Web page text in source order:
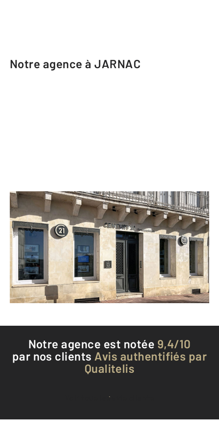
Notre agence à JARNAC
CENTURY 21 Xso Immobilier
17 place du Chateau
JARNAC - 16200
Envoyer un message
Téléphoner à l'agence
Notre agence est notée 9,4/10
par nos clients Avis authentifiés par
Qualitelis
Voir tous les avis clients